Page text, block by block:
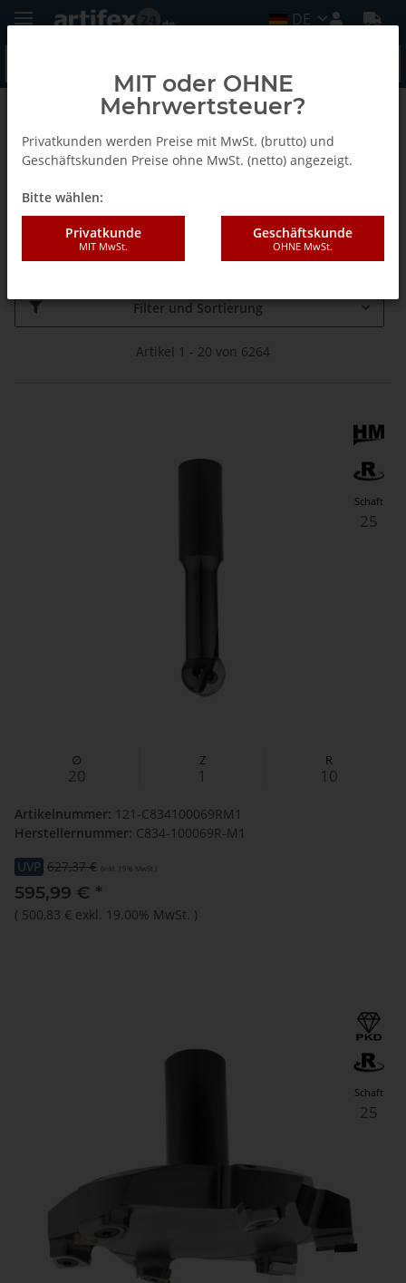
DE
Startseite
rechts
Rechtslauf des Werkzeuges
Filter und Sortierung
Artikel 1 - 20 von 6264
∅
20
Z
1
R
10
Schaft
25
Artikelnummer: 121-C834100069RM1
Herstellernummer: C834-100069R-M1
UVP 627,37 € (inkl. 19% MwSt.)
595,99 € *
( 500,83 € exkl. 19.00% MwSt. )
Schaft
25
MIT oder OHNE
Mehrwertsteuer?
Privatkunden werden Preise mit MwSt. (brutto) und
Geschäftskunden Preise ohne MwSt. (netto) angezeigt.
Bitte wählen:
Privatkunde
MIT MwSt.
Geschäftskunde
OHNE MwSt.